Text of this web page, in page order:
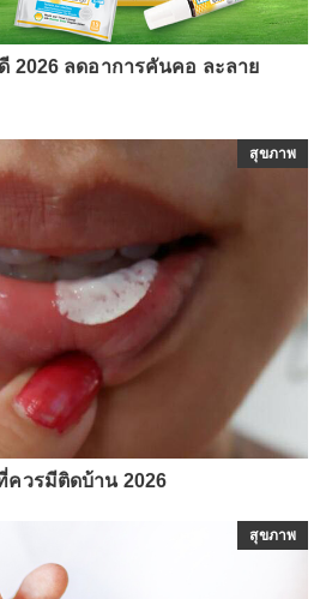
2026 ลดอาการคันคอ ละลาย
สุขภาพ
ควรมีติดบ้าน 2026
สุขภาพ